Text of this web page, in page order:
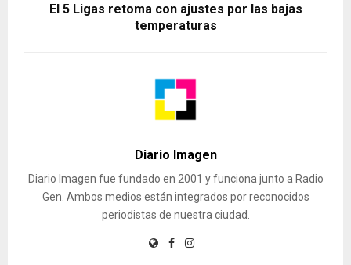
El 5 Ligas retoma con ajustes por las bajas
temperaturas
Diario Imagen
Diario Imagen fue fundado en 2001 y funciona junto a Radio
Gen. Ambos medios están integrados por reconocidos
periodistas de nuestra ciudad.